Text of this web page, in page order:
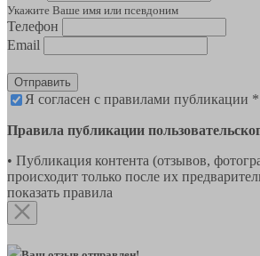
Укажите Ваше имя или псевдоним
Телефон
Email
Отправить
Я согласен с правилами публикации *
Правила публикации
• Публикация контента (отзывов,
происходит только после их
показать правила